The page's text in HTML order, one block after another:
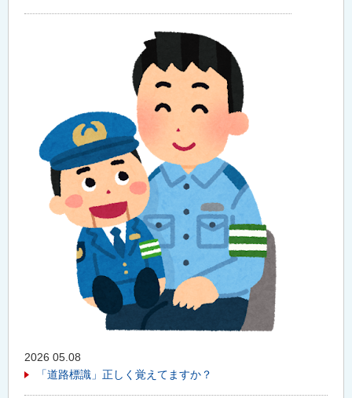
2026 05.08
「道路標識」正しく覚えてますか？